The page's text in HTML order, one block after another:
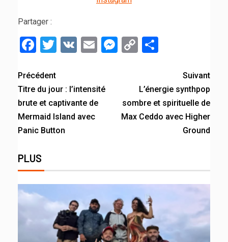
Partager :
Facebook
Twitter
VK EmailMessenger
Copy
Précédent
Titre du jour : l’intensité
brute et captivante de
Mermaid Island avec
Panic Button
Suivant
L’énergie synthpop
sombre et spirituelle de
Max Ceddo avec Higher
Ground
PLUS